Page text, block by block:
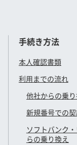
手続き方法
本人確認書類
利用までの流れ
他社からの乗
新規番号での
ソフトバンク
らの乗り換え